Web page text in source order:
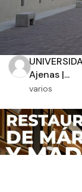
Ajenas |...
varios